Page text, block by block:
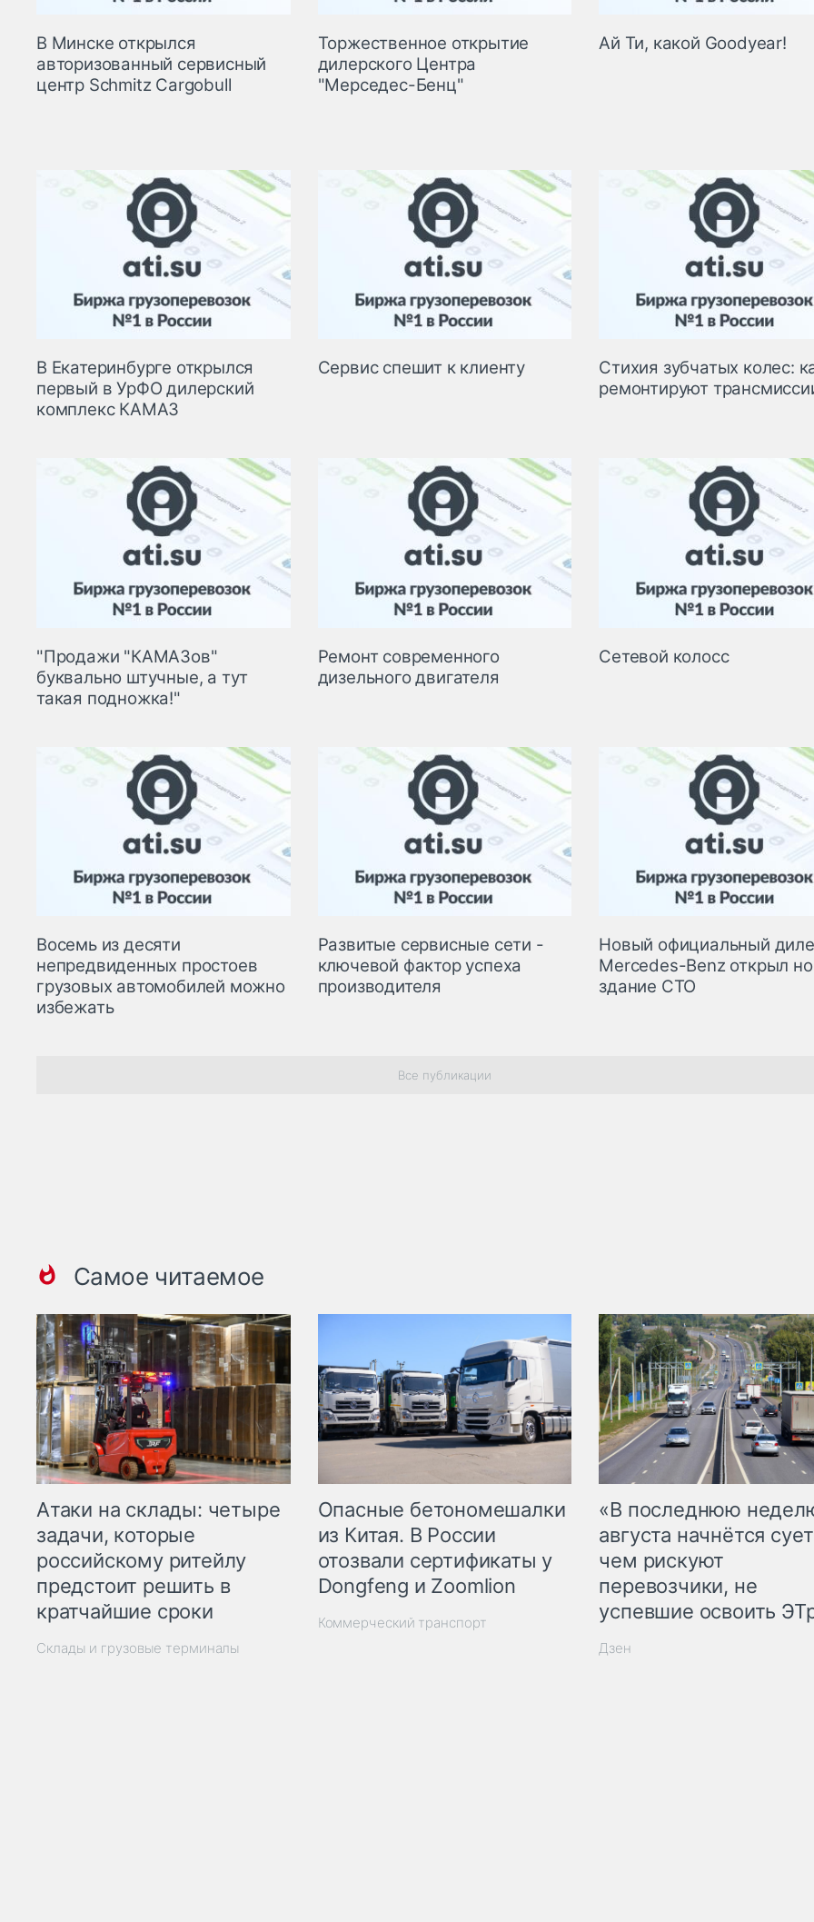
В Минске открылся
авторизованный сервисный
центр Schmitz Cargobull
Торжественное открытие
дилерского Центра
"Мерседес-Бенц"
Ай Ти, какой Goodyear!
В Екатеринбурге открылся
первый в УрФО дилерский
комплекс КАМАЗ
Сервис спешит к клиенту
Стихия зубчатых колес:
ремонтируют
"Продажи "КАМАЗов"
буквально штучные, а тут
такая подножка!"
Ремонт современного
дизельного двигателя
Сетевой колосс
Восемь из десяти
непредвиденных простоев
грузовых автомобилей можно
избежать
Развитые сервисные сети -
ключевой фактор успеха
производителя
Новый официальный
Mercedes-Benz открыл
здание СТО
Все публикации
Самое читаемое
Атаки на склады: четыре
задачи, которые
российскому ритейлу
предстоит решить в
кратчайшие сроки
Склады и грузовые терминалы
Опасные бетономешалки
из Китая. В России
отозвали сертификаты у
Dongfeng и Zoomlion
Коммерческий транспорт
«В последнюю
августа начнётся
чем рискуют
перевозчики, не
успевшие освоить
Дзен